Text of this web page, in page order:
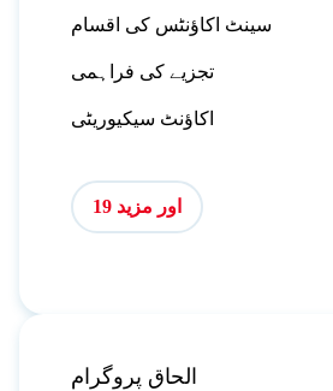
سینٹ اکاؤنٹس کی اقسام
تجزیے کی فراہمی
اکاؤنٹ سیکیوریٹی
اور مزید 19
الحاق پروگرام